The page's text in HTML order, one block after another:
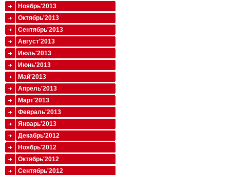
Ноябрь'2013
Октябрь'2013
Сентябрь'2013
Август'2013
Июль'2013
Июнь'2013
Май'2013
Апрель'2013
Март'2013
Февраль'2013
Январь'2013
Декабрь'2012
Ноябрь'2012
Октябрь'2012
Сентябрь'2012